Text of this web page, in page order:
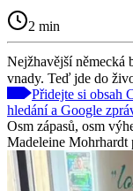
2 min
Nejžhavější německá
vnady. Teď jde do
Přidejte si obsah
hledání a Google
Osm zápasů, osm
Madeleine Mohrhardt